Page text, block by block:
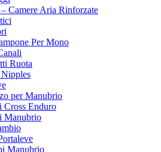
Camere Aria Rinforzate
Per Mono
Ruota
per Manubrio
Cross Enduro
Manubrio
Manubrio